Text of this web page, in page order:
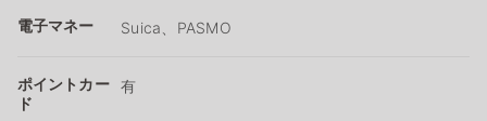
電子マネー Suica、PASMO
ポイントカー
ド
有